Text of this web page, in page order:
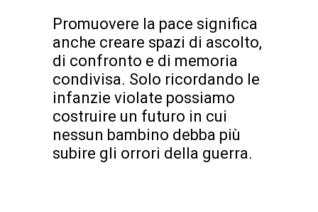
Promuovere la pace significa
anche creare spazi di ascolto,
di confronto e di memoria
condivisa. Solo ricordando le
infanzie violate possiamo
costruire un futuro in cui
nessun bambino debba più
subire gli orrori della guerra.